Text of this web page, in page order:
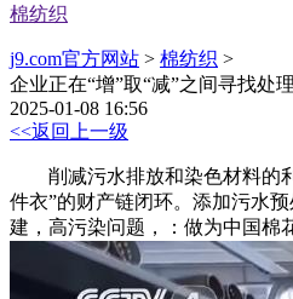
棉纺织
j9.com官方网站 > 棉纺织 >
企业正在“增”取“减”之间寻找处理
2025-01-08 16:56
<<返回上一级
削减污水排放和染色材料的利
件衣”的财产链闭环。添加污水
建，高污染问题，：做为中国棉